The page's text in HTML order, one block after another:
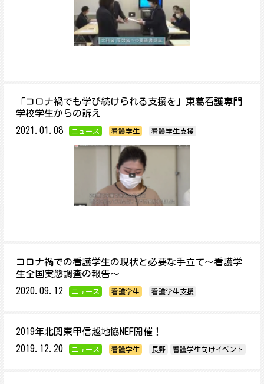
「コロナ禍でも学び続けられる支援を」東葛看護専門
学校学生からの訴え
2021.01.08
ニュース 看護学生 看護学生支援
コロナ禍での看護学生の現状と必要な手立て～看護学
生全国実態調査の報告～
2020.09.12
ニュース 看護学生 看護学生支援
2019年北関東甲信越地協NEF開催！
2019.12.20
ニュース 看護学生 長野 看護学生向けイベント